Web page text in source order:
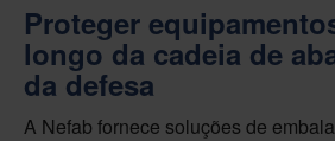
Proteger
longo da cadeia de
da defesa
A Nefab fornece soluções de